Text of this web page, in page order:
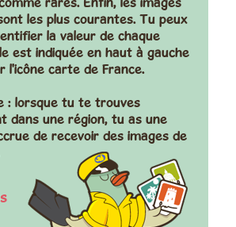
les plus courantes. Tu peux
la valeur de chaque
est indiquée en haut à gauche
l'icône carte de France.
: lorsque tu te trouves
dans une région, tu as une
de recevoir des images de